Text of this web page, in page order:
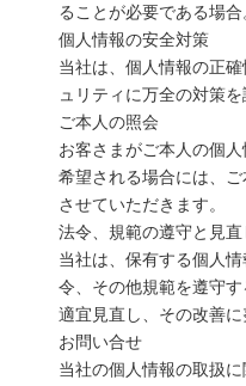
ることが必要である場合
個人情報の安全対策
当社は、個人情報の正
ュリティに万全の対策を
ご本人の照会
お客さまがご本人の個
希望される場合には、
させていただきます。
法令、規範の遵守と見直
当社は、保有する個人
令、その他規範を遵守
適宜見直し、その改善に
お問い合せ
当社の個人情報の取扱